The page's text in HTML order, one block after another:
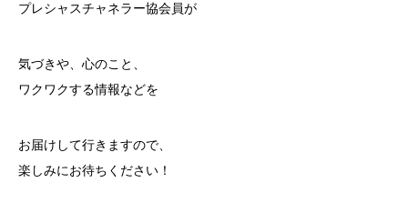
プレシャスチャネラー協会員が
気づきや、心のこと、
ワクワクする情報などを
お届けして行きますので、
楽しみにお待ちください！